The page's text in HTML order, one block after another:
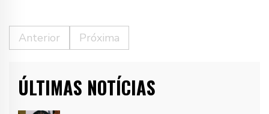
Anterior Próxima
ÚLTIMAS NOTÍCIAS